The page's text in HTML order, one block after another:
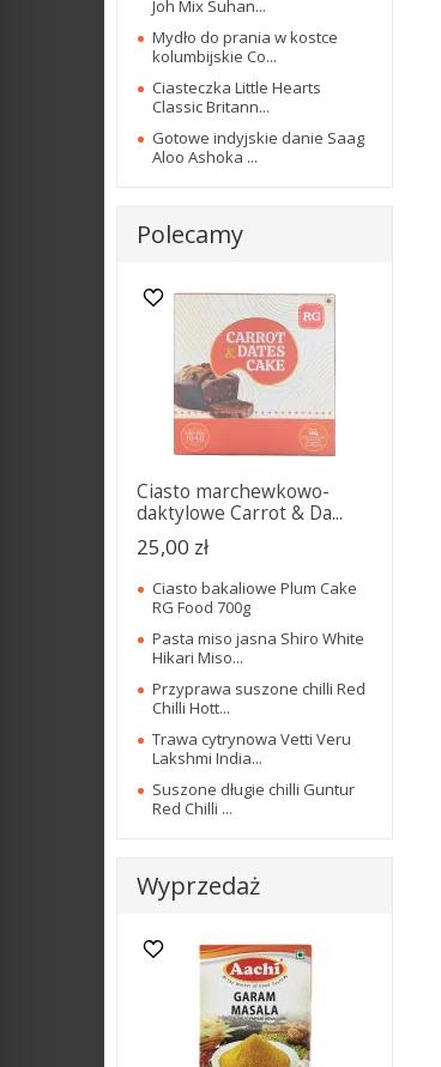
Joh Mix Suhan...
Mydło do prania w kostce
kolumbijskie Co...
Ciasteczka Little Hearts
Classic Britann...
Gotowe indyjskie danie Saag
Aloo Ashoka ...
Polecamy
Ciasto marchewkowo-
daktylowe Carrot & Da...
25,00 zł
Ciasto bakaliowe Plum Cake
RG Food 700g
Pasta miso jasna Shiro White
Hikari Miso...
Przyprawa suszone chilli Red
Chilli Hott...
Trawa cytrynowa Vetti Veru
Lakshmi India...
Suszone długie chilli Guntur
Red Chilli ...
Wyprzedaż